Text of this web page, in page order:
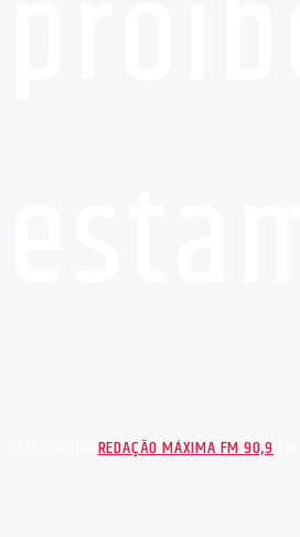
ESCRITO PORREDAÇÃO MÁXIMA FM 90,9EM